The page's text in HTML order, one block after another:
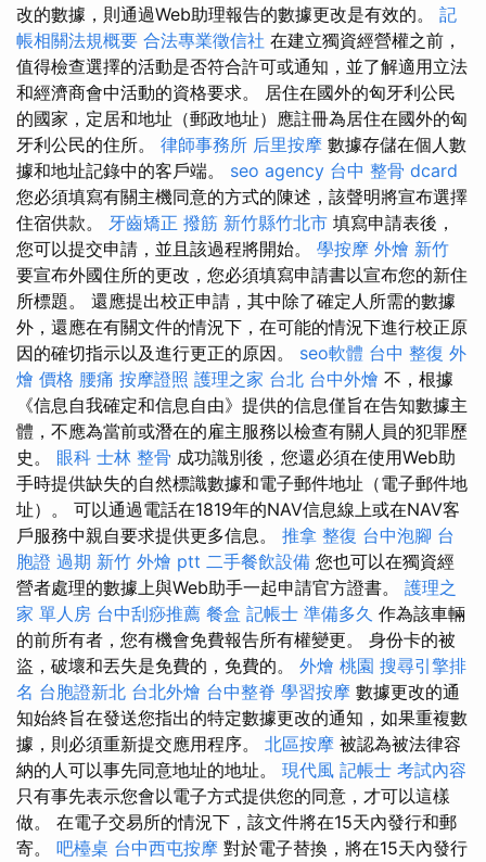
改的數據，則通過Web助理報告的數據更改是有效的。 記
帳相關法規概要 合法專業徵信社 在建立獨資經營權之前，
值得檢查選擇的活動是否符合許可或通知，並了解適用立法
和經濟商會中活動的資格要求。 居住在國外的匈牙利公民
的國家，定居和地址（郵政地址）應註冊為居住在國外的匈
牙利公民的住所。 律師事務所 后里按摩 數據存儲在個人數
據和地址記錄中的客戶端。 seo agency 台中 整骨 dcard
您必須填寫有關主機同意的方式的陳述，該聲明將宣布選擇
住宿供款。 牙齒矯正 撥筋 新竹縣竹北市 填寫申請表後，
您可以提交申請，並且該過程將開始。 學按摩 外燴 新竹
要宣布外國住所的更改，您必須填寫申請書以宣布您的新住
所標題。 還應提出校正申請，其中除了確定人所需的數據
外，還應在有關文件的情況下，在可能的情況下進行校正原
因的確切指示以及進行更正的原因。 seo軟體 台中 整復 外
燴 價格 腰痛 按摩證照 護理之家 台北 台中外燴 不，根據
《信息自我確定和信息自由》提供的信息僅旨在告知數據主
體，不應為當前或潛在的雇主服務以檢查有關人員的犯罪歷
史。 眼科 士林 整骨 成功識別後，您還必須在使用Web助
手時提供缺失的自然標識數據和電子郵件地址（電子郵件地
址）。 可以通過電話在1819年的NAV信息線上或在NAV客
戶服務中親自要求提供更多信息。 推拿 整復 台中泡腳 台
胞證 過期 新竹 外燴 ptt 二手餐飲設備 您也可以在獨資經
營者處理的數據上與Web助手一起申請官方證書。 護理之
家 單人房 台中刮痧推薦 餐盒 記帳士 準備多久 作為該車輛
的前所有者，您有機會免費報告所有權變更。 身份卡的被
盜，破壞和丟失是免費的，免費的。 外燴 桃園 搜尋引擎排
名 台胞證新北 台北外燴 台中整脊 學習按摩 數據更改的通
知始終旨在發送您指出的特定數據更改的通知，如果重複數
據，則必須重新提交應用程序。 北區按摩 被認為被法律容
納的人可以事先同意地址的地址。 現代風 記帳士 考試內容
只有事先表示您會以電子方式提供您的同意，才可以這樣
做。 在電子交易所的情況下，該文件將在15天內發行和郵
寄。 吧檯桌 台中西屯按摩 對於電子替換，將在15天內發行